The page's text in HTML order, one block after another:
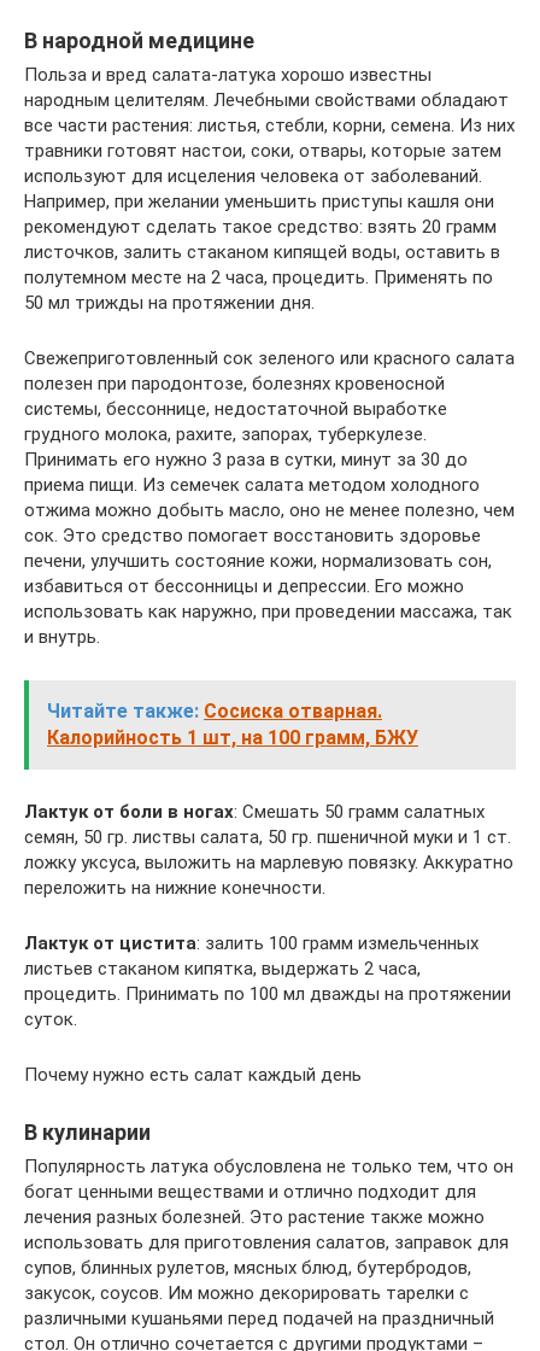
В народной медицине
Польза и вред салата-латука хорошо известны
народным целителям. Лечебными свойствами обладают
все части растения: листья, стебли, корни, семена. Из них
травники готовят настои, соки, отвары, которые затем
используют для исцеления человека от заболеваний.
Например, при желании уменьшить приступы кашля они
рекомендуют сделать такое средство: взять 20 грамм
листочков, залить стаканом кипящей воды, оставить в
полутемном месте на 2 часа, процедить. Применять по
50 мл трижды на протяжении дня.
Свежеприготовленный сок зеленого или красного салата
полезен при пародонтозе, болезнях кровеносной
системы, бессоннице, недостаточной выработке
грудного молока, рахите, запорах, туберкулезе.
Принимать его нужно 3 раза в сутки, минут за 30 до
приема пищи. Из семечек салата методом холодного
отжима можно добыть масло, оно не менее полезно, чем
сок. Это средство помогает восстановить здоровье
печени, улучшить состояние кожи, нормализовать сон,
избавиться от бессонницы и депрессии. Его можно
использовать как наружно, при проведении массажа, так
и внутрь.
Читайте также: Сосиска отварная.
Калорийность 1 шт, на 100 грамм, БЖУ
Лактук от боли в ногах: Смешать 50 грамм салатных
семян, 50 гр. листвы салата, 50 гр. пшеничной муки и 1 ст.
ложку уксуса, выложить на марлевую повязку. Аккуратно
переложить на нижние конечности.
Лактук от цистита: залить 100 грамм измельченных
листьев стаканом кипятка, выдержать 2 часа,
процедить. Принимать по 100 мл дважды на протяжении
суток.
Почему нужно есть салат каждый день
В кулинарии
Популярность латука обусловлена не только тем, что он
богат ценными веществами и отлично подходит для
лечения разных болезней. Это растение также можно
использовать для приготовления салатов, заправок для
супов, блинных рулетов, мясных блюд, бутербродов,
закусок, соусов. Им можно декорировать тарелки с
различными кушаньями перед подачей на праздничный
стол. Он отлично сочетается с другими продуктами –